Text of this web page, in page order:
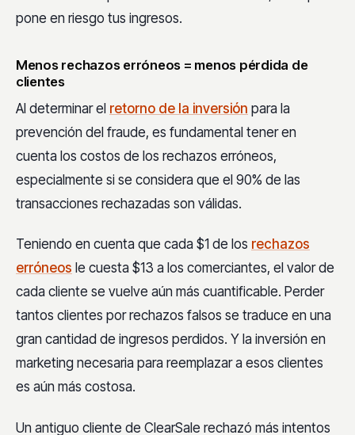
pone en riesgo tus ingresos.
Menos rechazos erróneos = menos pérdida de
clientes
Al determinar el retorno de la inversión para la
prevención del fraude, es fundamental tener en
cuenta los costos de los rechazos erróneos,
especialmente si se considera que el 90% de las
transacciones rechazadas son válidas.
Teniendo en cuenta que cada $1 de los rechazos
erróneos le cuesta $13 a los comerciantes, el valor de
cada cliente se vuelve aún más cuantificable. Perder
tantos clientes por rechazos falsos se traduce en una
gran cantidad de ingresos perdidos. Y la inversión en
marketing necesaria para reemplazar a esos clientes
es aún más costosa.
Un antiguo cliente de ClearSale rechazó más intentos